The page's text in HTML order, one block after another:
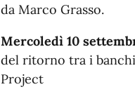
da Marco Grasso.
Mercoledì 10
del ritorno tra i
Project